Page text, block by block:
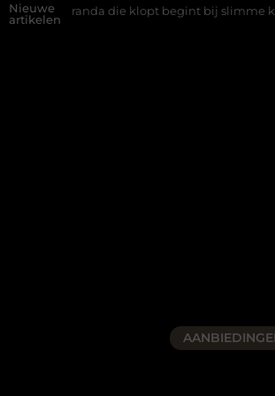
Nieuwe
artikelen
die klopt begint bij slimme keuzes